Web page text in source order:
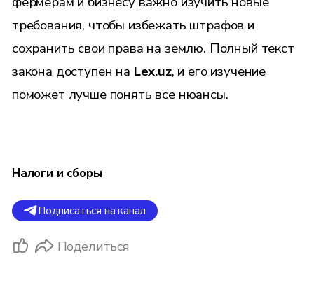
требования, чтобы избежать штрафов и
сохранить свои права на землю. Полный текст
закона доступен на Lex.uz, и его изучение
поможет лучше понять все нюансы.
Налоги и сборы
Подписаться на канал
Поделиться